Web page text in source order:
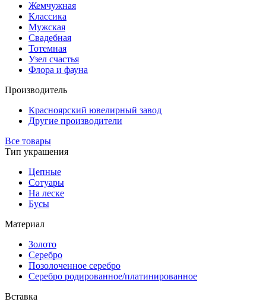
Жемчужная
Классика
Мужская
Свадебная
Тотемная
Узел счастья
Флора и фауна
Производитель
Красноярский ювелирный завод
Другие производители
Все товары
Тип украшения
Цепные
Сотуары
На леске
Бусы
Материал
Золото
Серебро
Позолоченное серебро
Серебро родированное/платинированное
Вставка